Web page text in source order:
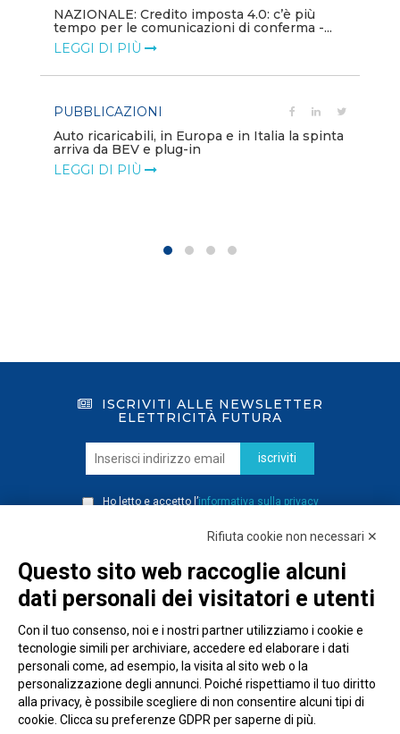
NAZIONALE: Credito imposta 4.0: c’è più
tempo per le comunicazioni di conferma -...
LEGGI DI PIÙ
PUBBLICAZIONI
Auto ricaricabili, in Europa e in Italia la spinta
arriva da BEV e plug-in
LEGGI DI PIÙ
ISCRIVITI ALLE NEWSLETTER
ELETTRICITÀ FUTURA
iscriviti
Ho letto e accetto l’informativa sulla privacy
Rifiuta cookie non necessari ✕
Questo sito web raccoglie alcuni
dati personali dei visitatori e utenti
Con il tuo consenso, noi e i nostri partner utilizziamo i cookie e
tecnologie simili per archiviare, accedere ed elaborare i dati
personali come, ad esempio, la visita al sito web o la
personalizzazione degli annunci. Poiché rispettiamo il tuo diritto
alla privacy, è possibile scegliere di non consentire alcuni tipi di
cookie. Clicca su preferenze GDPR per saperne di più.